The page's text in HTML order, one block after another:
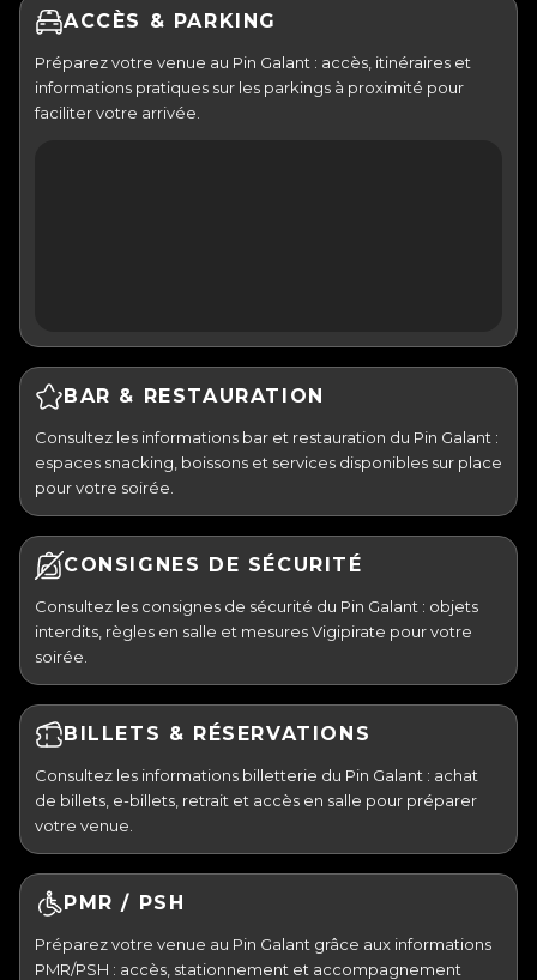
ACCÈS & PARKING
Préparez votre venue au Pin Galant : accès, itinéraires et
informations pratiques sur les parkings à proximité pour
faciliter votre arrivée.
BAR & RESTAURATION
Consultez les informations bar et restauration du Pin Galant :
espaces snacking, boissons et services disponibles sur place
pour votre soirée.
CONSIGNES DE SÉCURITÉ
Consultez les consignes de sécurité du Pin Galant : objets
interdits, règles en salle et mesures Vigipirate pour votre
soirée.
BILLETS & RÉSERVATIONS
Consultez les informations billetterie du Pin Galant : achat
de billets, e-billets, retrait et accès en salle pour préparer
votre venue.
PMR / PSH
Préparez votre venue au Pin Galant grâce aux informations
PMR/PSH : accès, stationnement et accompagnement